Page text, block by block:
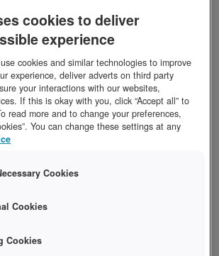
SPENNENDE OG
MED
SANS.
NYTTIG!
DE TEMAENE VI
MER
cookies to deliver
experience
cookies and similar technologies to improve
experience, deliver adverts on third party
your interactions with our websites,
If this is okay with you, click “Accept all” to
read more and to change your preferences,
You can change these settings at any
Cookies
Cookies
Cookies